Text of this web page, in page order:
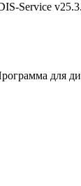
Service
для